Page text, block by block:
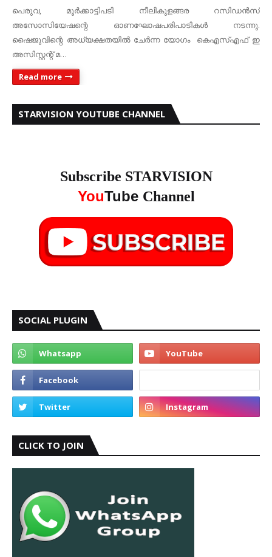
പെരുവ, മൂര്‍ക്കാട്ടിപടി നീലികുളങ്ങര റസിഡന്‍സ്
അസോസിയേഷന്റെ ഓണഘോഷപരിപാടികള്‍ നടന്നു.
ഷൈജുവിന്റെ അധ്യക്ഷതയില്‍ ചേര്‍ന്ന യോഗം കെഎസ്എഫ് ഇ
അസിസ്റ്റന്റ് മ…
Read more
STARVISION YOUTUBE CHANNEL
Subscribe STARVISION
YouTube Channel
SOCIAL PLUGIN
CLICK TO JOIN